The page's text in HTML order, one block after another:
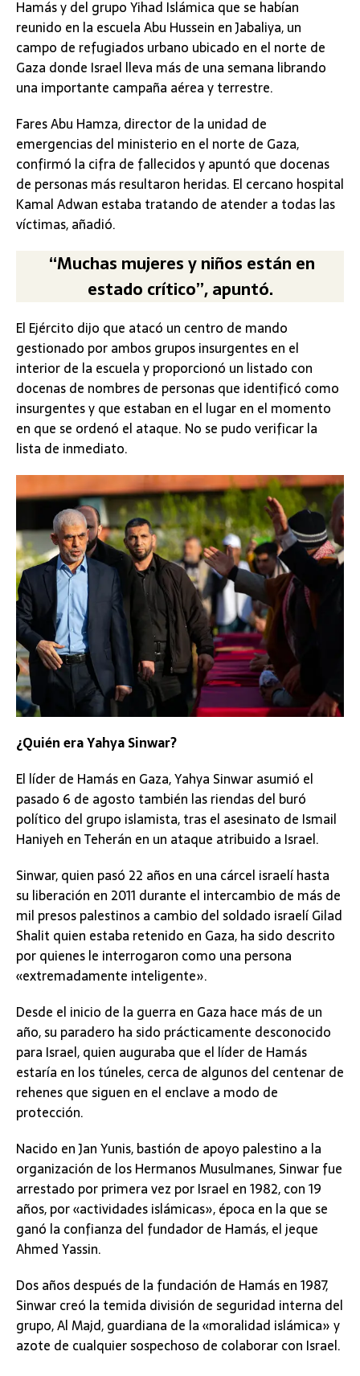
Hamás y del grupo Yihad Islámica que se habían
reunido en la escuela Abu Hussein en Jabaliya, un
campo de refugiados urbano ubicado en el norte de
Gaza donde Israel lleva más de una semana librando
una importante campaña aérea y terrestre.
Fares Abu Hamza, director de la unidad de
emergencias del ministerio en el norte de Gaza,
confirmó la cifra de fallecidos y apuntó que docenas
de personas más resultaron heridas. El cercano hospital
Kamal Adwan estaba tratando de atender a todas las
víctimas, añadió.
“Muchas mujeres y niños están en
estado crítico”, apuntó.
El Ejército dijo que atacó un centro de mando
gestionado por ambos grupos insurgentes en el
interior de la escuela y proporcionó un listado con
docenas de nombres de personas que identificó como
insurgentes y que estaban en el lugar en el momento
en que se ordenó el ataque. No se pudo verificar la
lista de inmediato.
¿Quién era Yahya Sinwar?
El líder de Hamás en Gaza, Yahya Sinwar asumió el
pasado 6 de agosto también las riendas del buró
político del grupo islamista, tras el asesinato de Ismail
Haniyeh en Teherán en un ataque atribuido a Israel.
Sinwar, quien pasó 22 años en una cárcel israelí hasta
su liberación en 2011 durante el intercambio de más de
mil presos palestinos a cambio del soldado israelí Gilad
Shalit quien estaba retenido en Gaza, ha sido descrito
por quienes le interrogaron como una persona
«extremadamente inteligente».
Desde el inicio de la guerra en Gaza hace más de un
año, su paradero ha sido prácticamente desconocido
para Israel, quien auguraba que el líder de Hamás
estaría en los túneles, cerca de algunos del centenar de
rehenes que siguen en el enclave a modo de
protección.
Nacido en Jan Yunis, bastión de apoyo palestino a la
organización de los Hermanos Musulmanes, Sinwar fue
arrestado por primera vez por Israel en 1982, con 19
años, por «actividades islámicas», época en la que se
ganó la confianza del fundador de Hamás, el jeque
Ahmed Yassin.
Dos años después de la fundación de Hamás en 1987,
Sinwar creó la temida división de seguridad interna del
grupo, Al Majd, guardiana de la «moralidad islámica» y
azote de cualquier sospechoso de colaborar con Israel.